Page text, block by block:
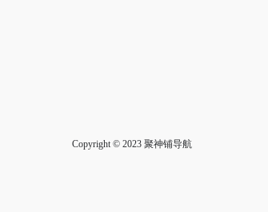
Copyright © 2023 聚神铺导航